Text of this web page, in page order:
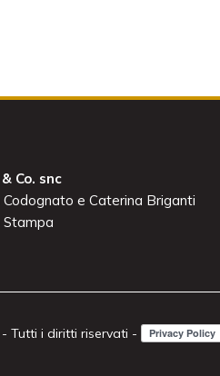
Co. snc
e Caterina Briganti
Stampa
Tutti i diritti riservati -